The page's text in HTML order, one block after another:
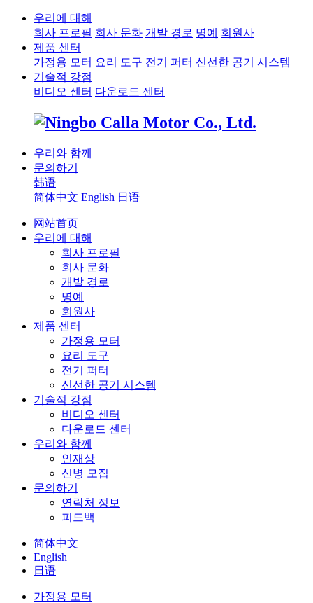
우리에 대해
회사 프로필 회사 문화 개발 경로 명예 회원사
제품 센터
가정용 모터 요리 도구 전기 퍼터 신선한 공기 시스템
기술적 강점
비디오 센터 다운로드 센터
우리와 함께
문의하기
韩语
简体中文 English 日语
网站首页
우리에 대해
회사 프로필
회사 문화
개발 경로
명예
회원사
제품 센터
가정용 모터
요리 도구
전기 퍼터
신선한 공기 시스템
기술적 강점
비디오 센터
다운로드 센터
우리와 함께
인재상
신병 모집
문의하기
연락처 정보
피드백
简体中文
English
日语
가정용 모터